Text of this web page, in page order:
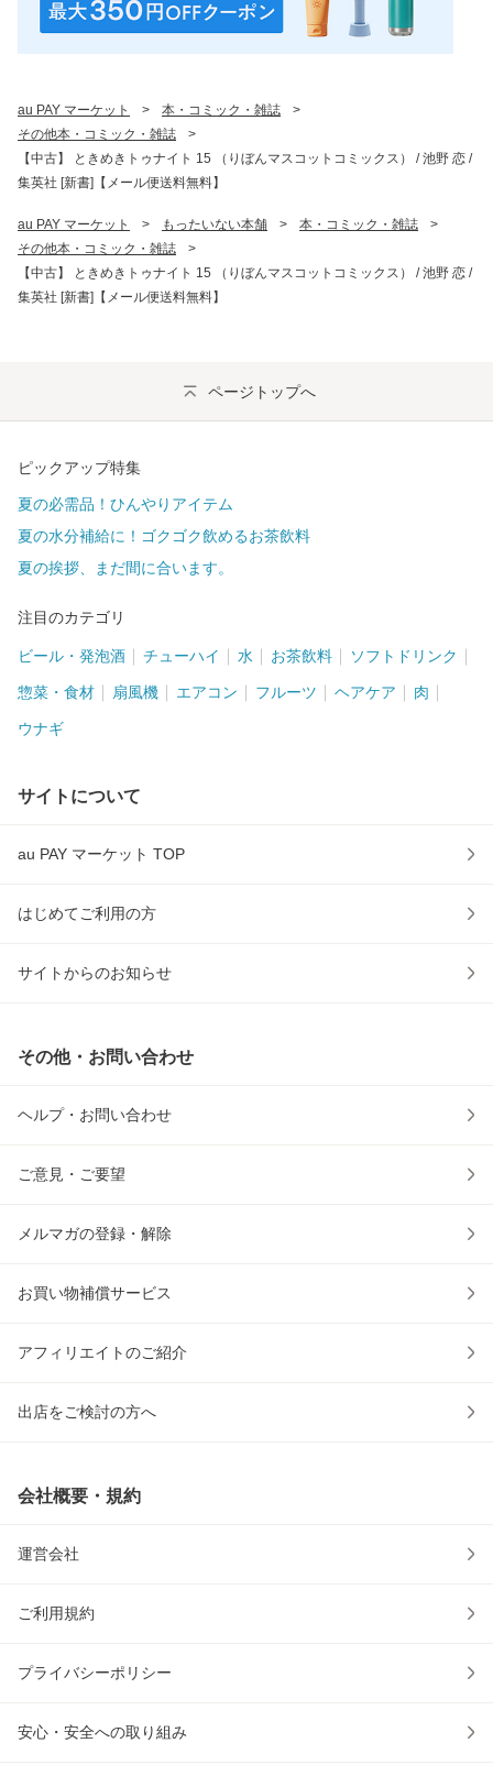
au PAY マーケット > 本・コミック・雑誌
>
その他本・コミック・雑誌
>
【中古】 ときめきトゥナイト 15 （りぼんマスコットコミックス） / 池野 恋 /
集英社 [新書]【メール便送料無料】
au PAY マーケット > もったいない本舗 > 本・コミック・雑誌
>
その他本・コミック・雑誌
>
【中古】 ときめきトゥナイト 15 （りぼんマスコットコミックス） / 池野 恋 /
集英社 [新書]【メール便送料無料】
ページトップへ
ピックアップ特集
夏の必需品！ひんやりアイテム
夏の水分補給に！ゴクゴク飲めるお茶飲料
夏の挨拶、まだ間に合います。
注目のカテゴリ
ビール・発泡酒 チューハイ 水 お茶飲料 ソフトドリンク
惣菜・食材 扇風機 エアコン フルーツ ヘアケア 肉
ウナギ
サイトについて
au PAY マーケット TOP
はじめてご利用の方
サイトからのお知らせ
その他・お問い合わせ
ヘルプ・お問い合わせ
ご意見・ご要望
メルマガの登録・解除
お買い物補償サービス
アフィリエイトのご紹介
出店をご検討の方へ
会社概要・規約
運営会社
ご利用規約
プライバシーポリシー
安心・安全への取り組み